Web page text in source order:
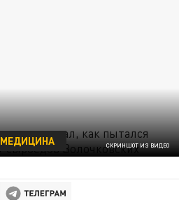
СКРИНШОТ ИЗ ВИДЕО
МЕДИЦИНА